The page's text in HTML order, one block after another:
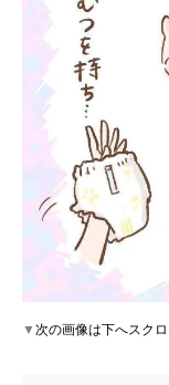
▼次の画像は下へスク